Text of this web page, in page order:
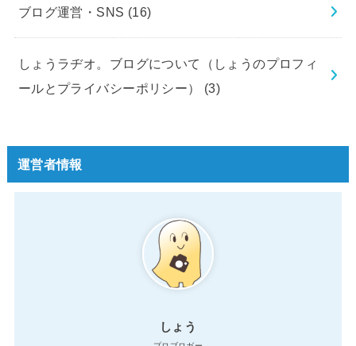
ブログ運営・SNS (16)
しょうラヂオ。ブログについて（しょうのプロフィ
ールとプライバシーポリシー） (3)
運営者情報
しょう